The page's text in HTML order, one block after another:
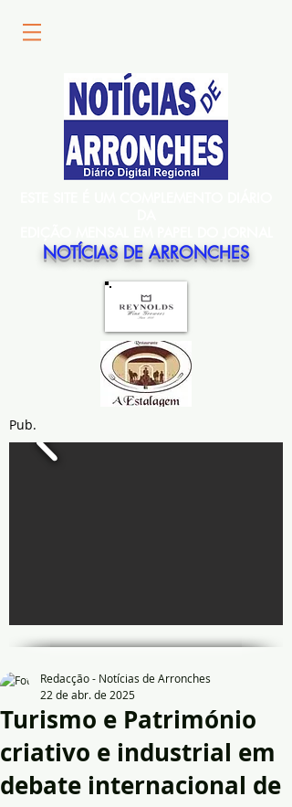
NOTÍCIAS DE ARRONCHES
Pub.
Turismo e Património
criativo e industrial em
debate internacional de
Redacção - Notícias de Arronches
22 de abr. de 2025